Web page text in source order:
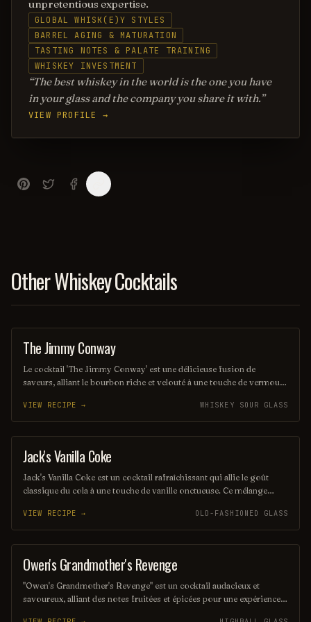
unpretentious expertise.
GLOBAL WHISK(E)Y STYLES
BARREL AGING & MATURATION
TASTING NOTES & PALATE TRAINING
WHISKEY INVESTMENT
The best whiskey in the world is the one you have
in your glass and the company you share it with.
VIEW PROFILE →
Other Whiskey Cocktails
COCKTAIL
The Jimmy Conway
Le cocktail 'The Jimmy Conway' est une délicieuse fusion de
saveurs, alliant le bourbon riche et velouté à une touche de vermouth
confite en garniture, il évoque l'élégance et le charme des soirées
raffinées. Un véritable hommage à l'art de la mixologie.
VIEW RECIPE → WHISKEY SOUR GLASS
OTHER / UNKNOWN
Jack's Vanilla Coke
Jack's Vanilla Coke est un cocktail rafraîchissant qui allie le goût
classique du cola à une touche de vanille onctueuse. Ce mélange
fois douce et pétillante, idéale pour se détendre ou célébrer une
occasion spéciale. Laissez-vous séduire par cette fusion délicieuse
qui ravira vos papilles.
VIEW RECIPE → OLD-FASHIONED GLASS
ORDINARY DRINK
Owen's Grandmother's Revenge
"Owen's Grandmother's Revenge" est un cocktail audacieux et
savoureux, alliant des notes fruitées et épicées pour une expérience